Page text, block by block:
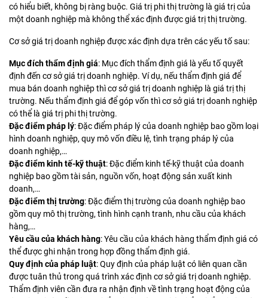
có hiểu biết, không bị ràng buộc. Giá trị phi thị trường là giá trị của
một doanh nghiệp mà không thể xác định được giá trị thị trường.
Cơ sở giá trị doanh nghiệp được xác định dựa trên các yếu tố sau:
Mục đích thẩm định giá: Mục đích thẩm định giá là yếu tố quyết
định đến cơ sở giá trị doanh nghiệp. Ví dụ, nếu thẩm định giá để
mua bán doanh nghiệp thì cơ sở giá trị doanh nghiệp là giá trị thị
trường. Nếu thẩm định giá để góp vốn thì cơ sở giá trị doanh nghiệp
có thể là giá trị phi thị trường.
Đặc điểm pháp lý: Đặc điểm pháp lý của doanh nghiệp bao gồm loại
hình doanh nghiệp, quy mô vốn điều lệ, tình trạng pháp lý của
doanh nghiệp,…
Đặc điểm kinh tế-kỹ thuật: Đặc điểm kinh tế-kỹ thuật của doanh
nghiệp bao gồm tài sản, nguồn vốn, hoạt động sản xuất kinh
doanh,…
Đặc điểm thị trường: Đặc điểm thị trường của doanh nghiệp bao
gồm quy mô thị trường, tình hình cạnh tranh, nhu cầu của khách
hàng,…
Yêu cầu của khách hàng: Yêu cầu của khách hàng thẩm định giá có
thể được ghi nhận trong hợp đồng thẩm định giá.
Quy định của pháp luật: Quy định của pháp luật có liên quan cần
được tuân thủ trong quá trình xác định cơ sở giá trị doanh nghiệp.
Thẩm định viên cần đưa ra nhận định về tình trạng hoạt động của